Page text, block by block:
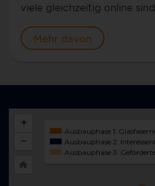
viele gleichzeitig online sind.
Mehr davon